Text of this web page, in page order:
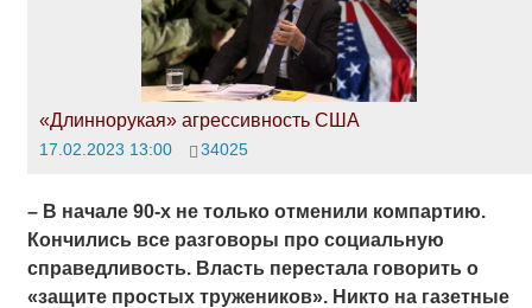
«Длиннорукая» агрессивность США
17.02.2023 13:00 34025
– В начале 90-х не только отменили компартию.
Кончились все разговоры про социальную
справедливость. Власть перестала говорить о
«защите простых тружеников». Никто на газетные